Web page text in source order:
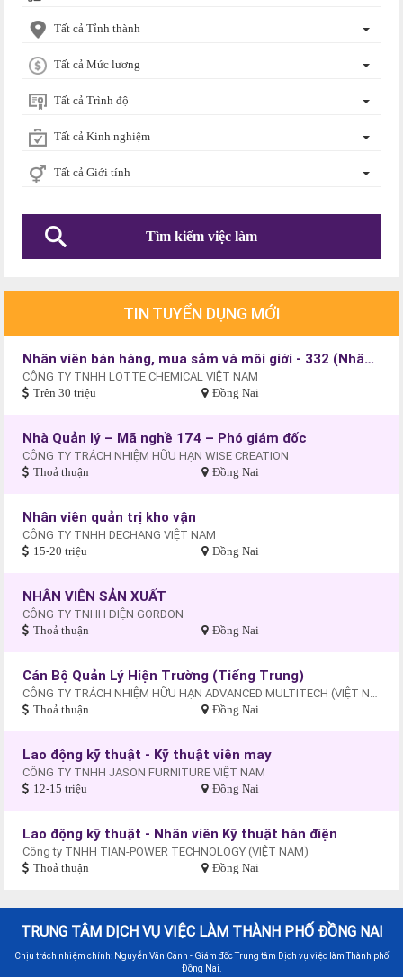
Tất cả Tỉnh thành
Tất cả Mức lương
Tất cả Trình độ
Tất cả Kinh nghiệm
Tất cả Giới tính
TIN TUYỂN DỤNG MỚI
Nhân viên bán hàng, mua sắm và môi giới - 332 (Nhân viên kinh doanh)
CÔNG TY TNHH LOTTE CHEMICAL VIỆT NAM
Trên 30 triệu Đồng Nai
Nhà Quản lý – Mã nghề 174 – Phó giám đốc
CÔNG TY TRÁCH NHIỆM HỮU HẠN WISE CREATION
Thoả thuận Đồng Nai
Nhân viên quản trị kho vận
CÔNG TY TNHH DECHANG VIỆT NAM
15-20 triệu Đồng Nai
NHÂN VIÊN SẢN XUẤT
CÔNG TY TNHH ĐIỆN GORDON
Thoả thuận Đồng Nai
Cán Bộ Quản Lý Hiện Trường (Tiếng Trung)
CÔNG TY TRÁCH NHIỆM HỮU HẠN ADVANCED MULTITECH (VIỆT NAM)
Thoả thuận Đồng Nai
Lao động kỹ thuật - Kỹ thuật viên may
CÔNG TY TNHH JASON FURNITURE VIỆT NAM
12-15 triệu Đồng Nai
Lao động kỹ thuật - Nhân viên Kỹ thuật hàn điện
Công ty TNHH TIAN-POWER TECHNOLOGY (VIỆT NAM)
Thoả thuận Đồng Nai
TRUNG TÂM DỊCH VỤ VIỆC LÀM THÀNH PHỐ ĐỒNG NAI
Chịu trách nhiệm chính: Nguyễn Văn Cảnh - Giám đốc Trung tâm Dịch vụ việc làm Thành phố
Đồng Nai.